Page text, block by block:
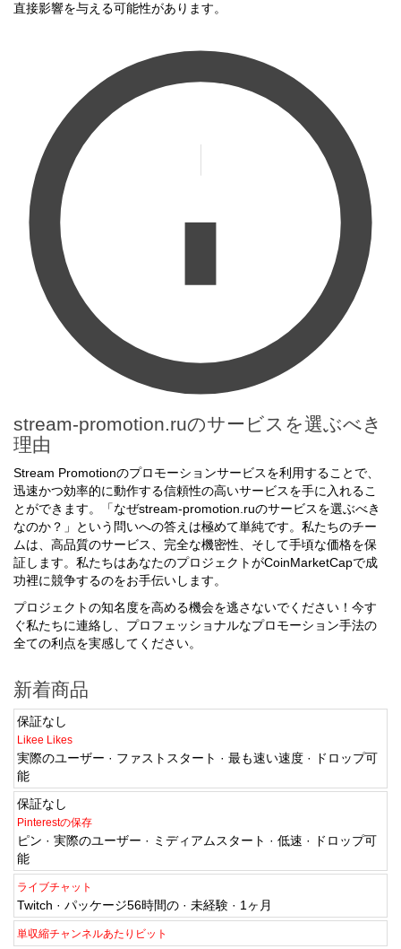
直接影響を与える可能性があります。
stream-promotion.ruのサービスを選ぶべき
理由
Stream Promotionのプロモーションサービスを利用することで、
迅速かつ効率的に動作する信頼性の高いサービスを手に入れるこ
とができます。「なぜstream-promotion.ruのサービスを選ぶべき
なのか？」という問いへの答えは極めて単純です。私たちのチー
ムは、高品質のサービス、完全な機密性、そして手頃な価格を保
証します。私たちはあなたのプロジェクトがCoinMarketCapで成
功裡に競争するのをお手伝いします。
プロジェクトの知名度を高める機会を逃さないでください！今す
ぐ私たちに連絡し、プロフェッショナルなプロモーション手法の
全ての利点を実感してください。
新着商品
保証なし
Likee Likes
実際のユーザー · ファストスタート · 最も速い速度 · ドロップ可
能
保証なし
Pinterestの保存
ピン · 実際のユーザー · ミディアムスタート · 低速 · ドロップ可
能
ライブチャット
Twitch · パッケージ56時間の · 未経験 · 1ヶ月
単収縮チャンネルあたりビット